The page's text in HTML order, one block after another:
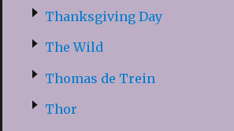
Thanksgiving Day
The Wild
Thomas de Trein
Thor